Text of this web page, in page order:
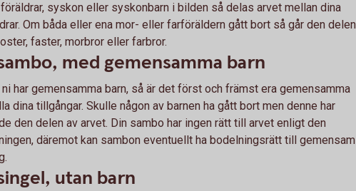
syskon eller syskonbarn i bilden så delas arvet mellan dina
Om båda eller ena mor- eller farföräldern gått bort så går den delen
faster, morbror eller farbror.
med gemensamma barn
har gemensamma barn, så är det först och främst era gemensamma
dina tillgångar. Skulle någon av barnen ha gått bort men denne har
den delen av arvet. Din sambo har ingen rätt till arvet enligt den
däremot kan sambon eventuellt ha bodelningsrätt till gemensam
utan barn